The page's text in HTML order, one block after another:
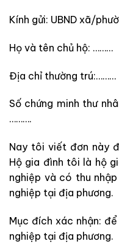
Kính gửi: UBND xã/
Họ và tên chủ hộ: ………
Địa chỉ thường trú:………
Số chứng minh thư
……….
Nay tôi viết đơn này
Hộ gia đình tôi là hộ
nghiệp và có thu
nghiệp tại địa phương.
Mục đích xác nhận:
nghiệp tại địa phương.